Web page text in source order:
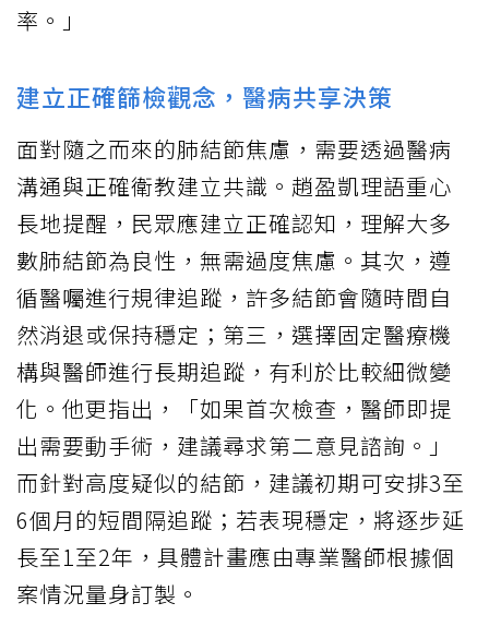
率。」
建立正確篩檢觀念，醫病共享決策
面對隨之而來的肺結節焦慮，需要透過醫病
溝通與正確衛教建立共識。趙盈凱理語重心
長地提醒，民眾應建立正確認知，理解大多
數肺結節為良性，無需過度焦慮。其次，遵
循醫囑進行規律追蹤，許多結節會隨時間自
然消退或保持穩定；第三，選擇固定醫療機
構與醫師進行長期追蹤，有利於比較細微變
化。他更指出，「如果首次檢查，醫師即提
出需要動手術，建議尋求第二意見諮詢。」
而針對高度疑似的結節，建議初期可安排3至
6個月的短間隔追蹤；若表現穩定，將逐步延
長至1至2年，具體計畫應由專業醫師根據個
案情況量身訂製。